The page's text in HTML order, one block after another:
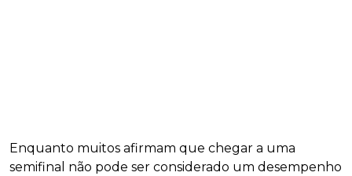
Enquanto muitos afirmam que chegar a uma
semifinal não pode ser considerado um desempenho